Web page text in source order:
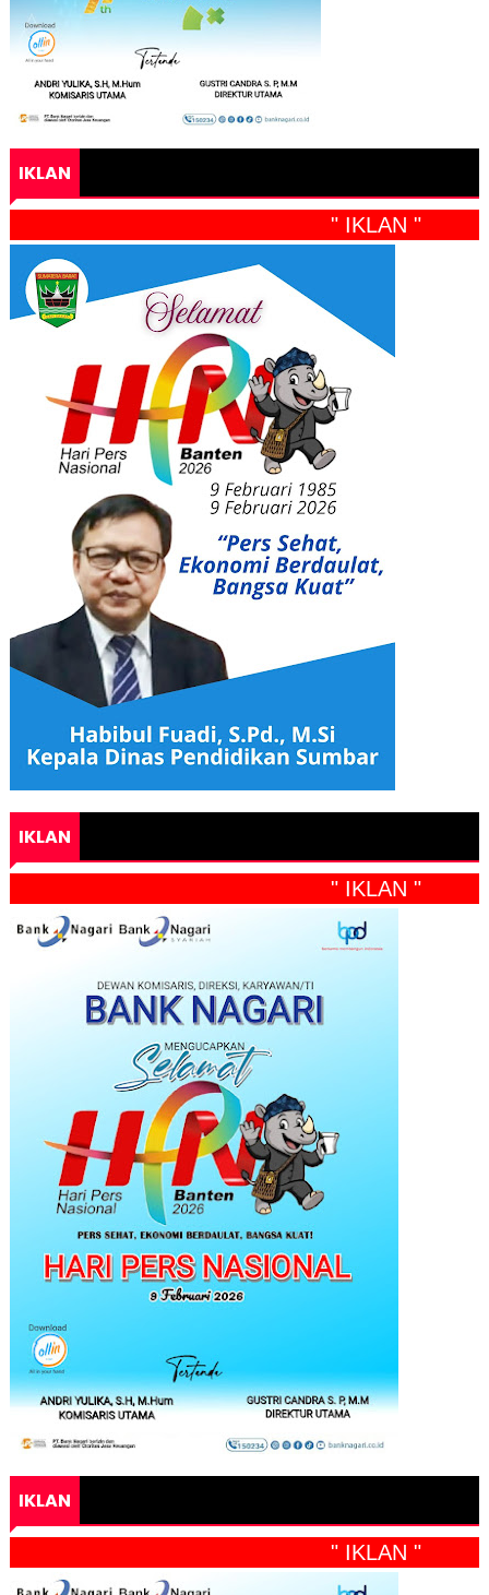
IKLAN
" IKLAN "
IKLAN
" IKLAN "
IKLAN
" IKLAN "